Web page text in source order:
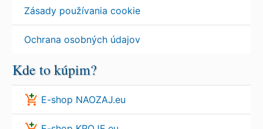
Zásady používania cookie
Ochrana osobných údajov
Kde to kúpim?
E-shop NAOZAJ.eu